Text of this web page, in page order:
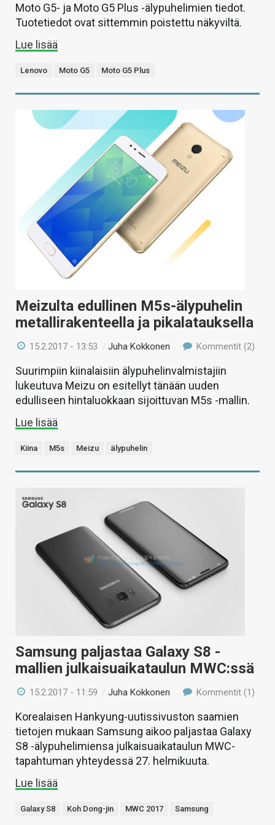
Moto G5- ja Moto G5 Plus -älypuhelimien tiedot.
Tuotetiedot ovat sittemmin poistettu näkyviltä.
Lue lisää
Lenovo Moto G5 Moto G5 Plus
Meizulta edullinen M5s-älypuhelin
metallirakenteella ja pikalatauksella
15.2.2017 - 13:53 /Juha Kokkonen Kommentit (2)
Suurimpiin kiinalaisiin älypuhelinvalmistajiin
lukeutuva Meizu on esitellyt tänään uuden
edulliseen hintaluokkaan sijoittuvan M5s -mallin.
Lue lisää
Kiina M5s Meizu älypuhelin
Samsung paljastaa Galaxy S8 -
mallien julkaisuaikataulun MWC:ssä
15.2.2017 - 11:59 /Juha Kokkonen Kommentit (1)
Korealaisen Hankyung-uutissivuston saamien
tietojen mukaan Samsung aikoo paljastaa Galaxy
S8 -älypuhelimiensa julkaisuaikataulun MWC-
tapahtuman yhteydessä 27. helmikuuta.
Lue lisää
Galaxy S8 Koh Dong-jin MWC 2017 Samsung